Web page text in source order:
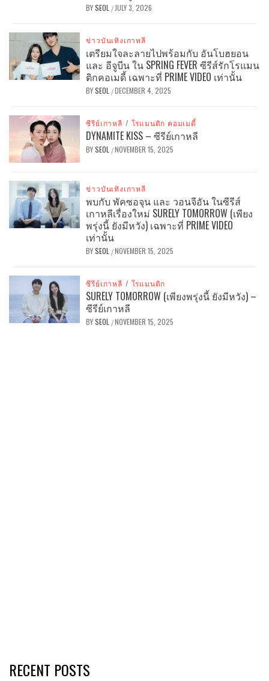
BYSEOL / JULY 3, 2026
ข่าวบันเทิงเกาหลี
เตรียมใจละลายไปพร้อมกับ อันโบฮยอน
และ อีจูบีน ใน SPRING FEVER ซีรีส์รักโรแมน
ติกคอเมดี้ เฉพาะที่ PRIME VIDEO เท่านั้น
BYSEOL /DECEMBER 4, 2025
ซีรีย์เกาหลี / โรแมนติก คอมเมดี้
DYNAMITE KISS – ซีรีย์เกาหลี
BYSEOL /NOVEMBER 15, 2025
ข่าวบันเทิงเกาหลี
พบกับ พัคซอจุน และ วอนจีอัน ในซีรีส์
เกาหลีเรื่องใหม่ SURELY TOMORROW (เพียง
พรุ่งนี้ ยังมีหวัง) เฉพาะที่ PRIME VIDEO
เท่านั้น
BYSEOL /NOVEMBER 15, 2025
ซีรีย์เกาหลี / โรแมนติก
SURELY TOMORROW (เพียงพรุ่งนี้ ยังมีหวัง) –
ซีรีย์เกาหลี
BYSEOL /NOVEMBER 15, 2025
RECENT POSTS